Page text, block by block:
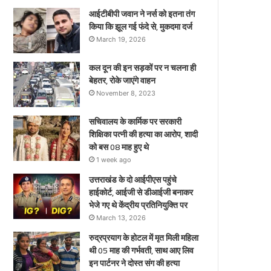
आईटीबीपी जवान ने नर्स को इतना तंग
किया कि झूल गई फंदे से, मुकदमा दर्ज
March 19, 2026
कल दून की इन सड़कों पर न चलना ही
बेहतर, रोके जाएंगे वाहन
November 8, 2023
सचिवालय के कार्मिक पर सरकारी
शिक्षिका पत्नी की हत्या का आरोप, शादी
को बस 08 माह हुए थे
1 week ago
उत्तराखंड के दो आईपीएस पहुंचे
हाईकोर्ट, आईजी से डीआईजी बनाकर
भेजे गए थे केंद्रीय प्रतिनियुक्ति पर
March 13, 2026
रुद्रप्रयाग के होटल में मृत मिली महिला
थी 05 माह की गर्भवती, साथ आए लिव
इन पार्टनर ने दोस्त संग की हत्या